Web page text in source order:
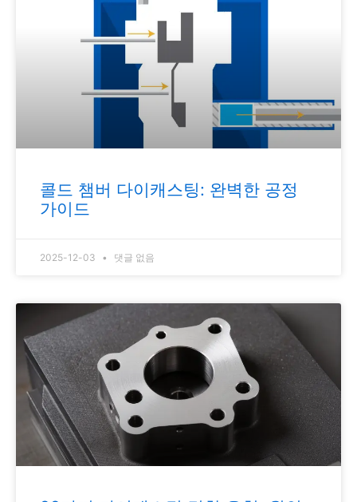
콜드 챔버 다이캐스팅: 완벽한 공정
가이드
2025-12-03 댓글 없음